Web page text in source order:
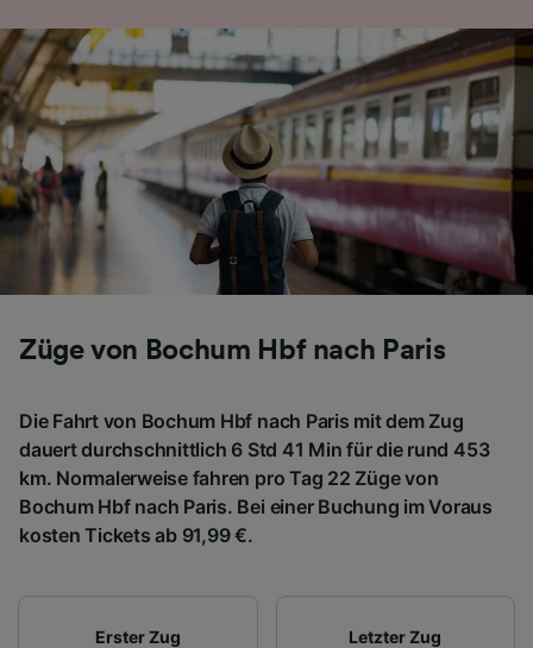
Züge von Bochum Hbf nach Paris
Die Fahrt von Bochum Hbf nach Paris mit dem Zug
dauert durchschnittlich 6 Std 41 Min für die rund 453
km. Normalerweise fahren pro Tag 22 Züge von
Bochum Hbf nach Paris. Bei einer Buchung im Voraus
kosten Tickets ab 91,99 €.
Erster Zug
Letzter Zug